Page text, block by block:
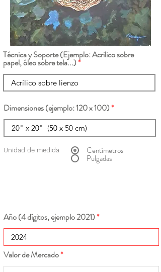
Técnica y Soporte (Ejemplo: Acrilico sobre
papel, óleo sobre tela...)
Dimensiones (ejemplo: 120 x 100)
Unidad de medida Centímetros
Pulgadas
Año (4 dígitos, ejemplo 2021)
Valor de Mercado